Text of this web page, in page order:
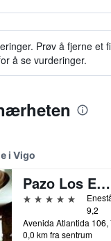
Prøv å fjerne et
å se vurderinger.
i Vigo
Pazo Los Escudos Hotel Spa & Resort
5 stjerner
9,2
0,0 km fra sentrum